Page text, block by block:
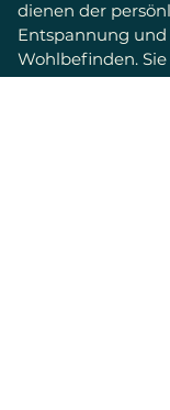
dienen der
Entspannung
Wohlbefinden.
medizinische oder